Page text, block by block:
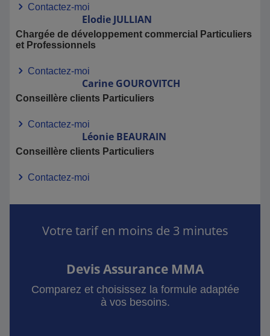
Contactez-moi
Elodie JULLIAN
Chargée de développement commercial Particuliers
et Professionnels
Contactez-moi
Carine GOUROVITCH
Conseillère clients Particuliers
Contactez-moi
Léonie BEAURAIN
Conseillère clients Particuliers
Contactez-moi
Votre tarif en moins de 3 minutes
Devis Assurance MMA
Comparez et choisissez la formule adaptée
à vos besoins.